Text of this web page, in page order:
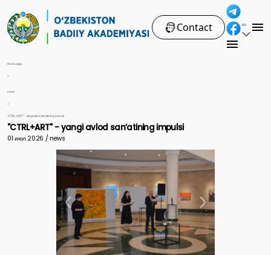
Contact EN
Home page
>
news
>
"CTRL+ART" - yangi avlod sanʼatining impulsi
"CTRL+ART" - yangi avlod sanʼatining impulsi
01 июл 2026 / news